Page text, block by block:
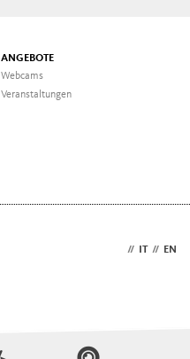
ANGEBOTE
Webcams
Veranstaltungen
// IT // EN